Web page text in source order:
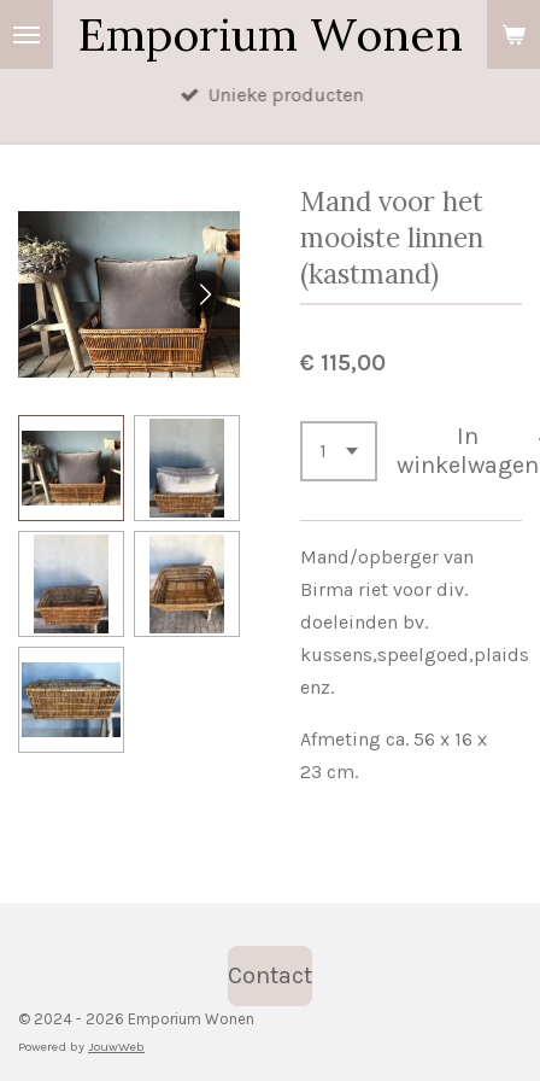
Ga
Emporium Wonen
Unieke producten
Mand voor het
mooiste linnen
(kastmand)
€ 115,00
In
winkelwagen
Mand/opberger van
Birma riet voor div.
doeleinden bv.
kussens,speelgoed,plaids
enz.
Afmeting ca. 56 x 16 x
23 cm.
Contact
© 2024 - 2026 Emporium Wonen
Powered by JouwWeb